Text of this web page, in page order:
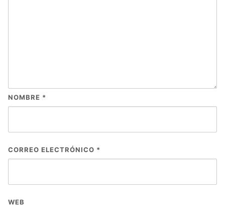
NOMBRE *
CORREO ELECTRÓNICO *
WEB